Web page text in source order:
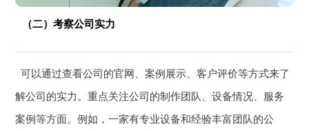
（二）考察公司实力
可以通过查看公司的官网、案例展示、客户评价等方式来了
解公司的实力。重点关注公司的制作团队、设备情况、服务
案例等方面。例如，一家有专业设备和经验丰富团队的公